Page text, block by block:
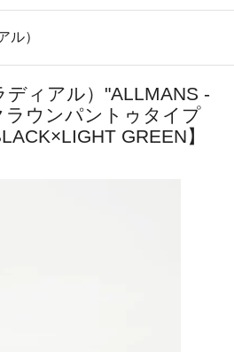
ル）
ディアル）"ALLMANS -
ラウンパントゥタイプ
GREEN】